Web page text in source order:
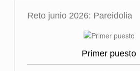
Reto junio 2026: Pareidolia
Primer puesto